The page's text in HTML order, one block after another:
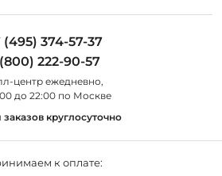
(495) 374-57-37
222-90-57
центр eжедневно,
до 22:00 по Москве
круглосуточно
к оплате: